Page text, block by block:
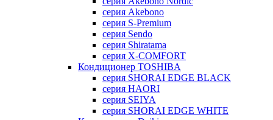
серия Akebono
серия S-Premium
серия Sendo
серия Shiratama
серия X-COMFORT
Кондиционер TOSHIBA
серия SHORAI EDGE BLACK
серия HAORI
серия SEIYA
серия SHORAI EDGE WHITE